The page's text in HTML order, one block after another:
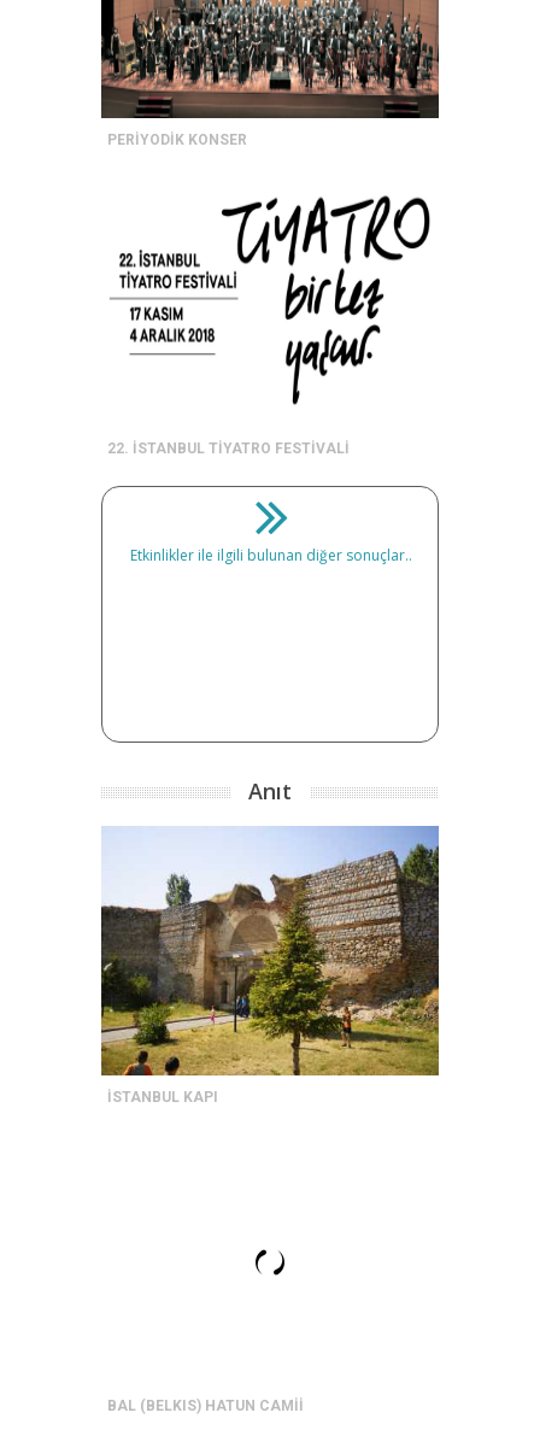
PERİYODİK KONSER
22. İSTANBUL TİYATRO FESTİVALİ
Etkinlikler ile ilgili bulunan diğer sonuçlar..
Anıt
İSTANBUL KAPI
BAL (BELKIS) HATUN CAMİİ